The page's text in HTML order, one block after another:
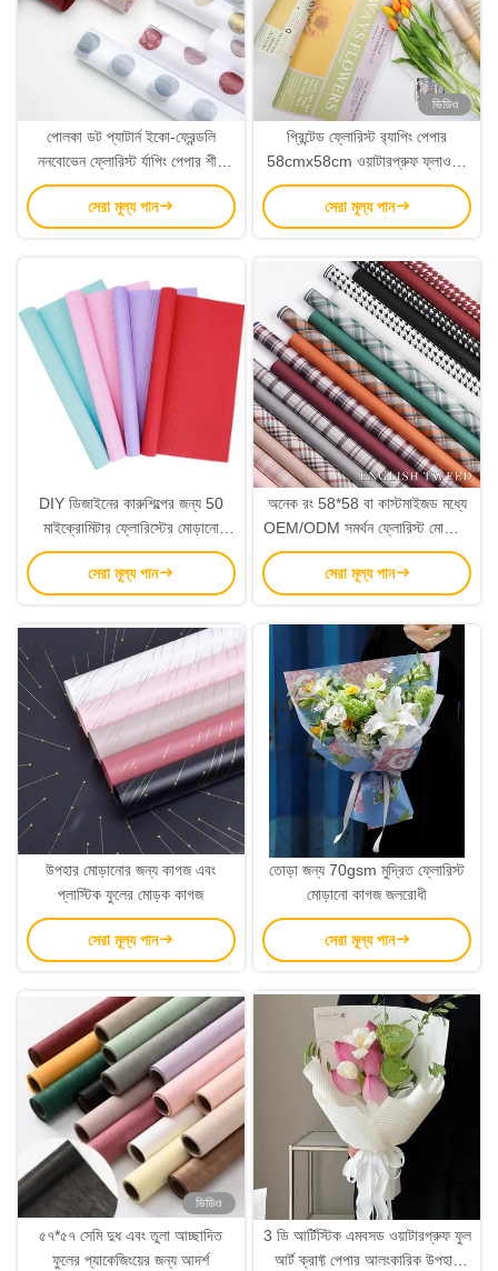
পোলকা ডট প্যাটার্ন ইকো-ফ্রেন্ডলি
ননবোভেন ফ্লোরিস্ট র্যাপিং পেপার শীট
60cm*60cm
সেরা মূল্য পান
ভিডিও
প্রিন্টেড ফ্লোরিস্ট র‌্যাপিং পেপার
58cmx58cm ওয়াটারপ্রুফ ফ্লাওয়ার
র‌্যাপিং পেপার 80gsm
সেরা মূল্য পান
DIY ডিজাইনের কারুশিল্পের জন্য 50
মাইক্রোমিটার ফ্লোরিস্টের মোড়ানো
কাগজ অনেক রঙের
সেরা মূল্য পান
অনেক রং 58*58 বা কাস্টমাইজড মধ্যে
OEM/ODM সমর্থন ফ্লোরিস্ট মোড়ানো
কাগজ
সেরা মূল্য পান
উপহার মোড়ানোর জন্য কাগজ এবং
প্লাস্টিক ফুলের মোড়ক কাগজ
সেরা মূল্য পান
তোড়া জন্য 70gsm মুদ্রিত ফ্লোরিস্ট
মোড়ানো কাগজ জলরোধী
সেরা মূল্য পান
ভিডিও
৫৭*৫৭ সেমি দুধ এবং তুলা আচ্ছাদিত
ফুলের প্যাকেজিংয়ের জন্য আদর্শ
3 ডি আর্টিস্টিক এমবসড ওয়াটারপ্রুফ ফুল
আর্ট ক্রাফ্ট পেপার আলংকারিক উপহার